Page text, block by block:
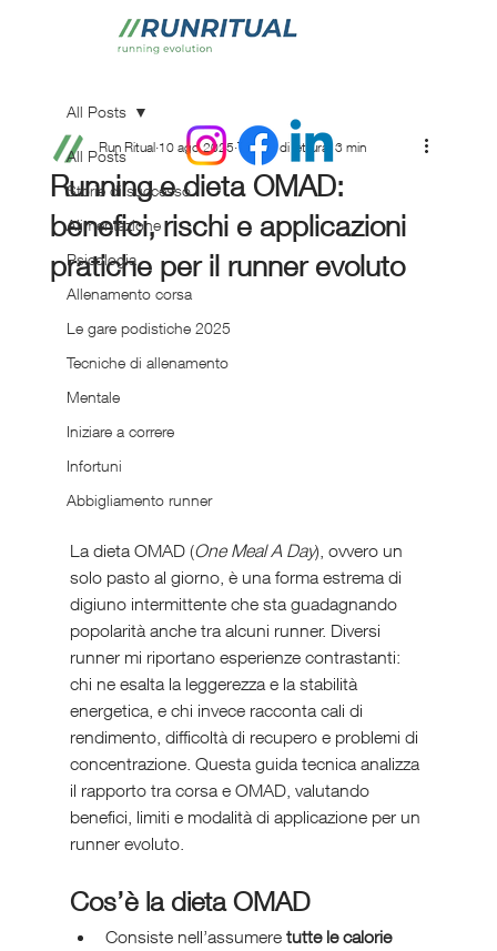
All Posts
Storie di successo
Alimentazione
Psicologia
Allenamento corsa
Le gare podistiche 2025
Tecniche di allenamento
Mentale
Iniziare a correre
Infortuni
Abbigliamento runner
All Posts
Running e dieta OMAD:
benefici, rischi e applicazioni
pratiche per il runner evoluto
Run Ritual 10 ago 2025 Tempo di lettura: 3 min
La dieta OMAD (One Meal A Day), ovvero un
solo pasto al giorno, è una forma estrema di
digiuno intermittente che sta guadagnando
popolarità anche tra alcuni runner. Diversi
runner mi riportano esperienze contrastanti:
chi ne esalta la leggerezza e la stabilità
energetica, e chi invece racconta cali di
rendimento, difficoltà di recupero e problemi di
concentrazione. Questa guida tecnica analizza
il rapporto tra corsa e OMAD, valutando
benefici, limiti e modalità di applicazione per un
runner evoluto.
Cos’è la dieta OMAD
Consiste nell’assumere tutte le calorie